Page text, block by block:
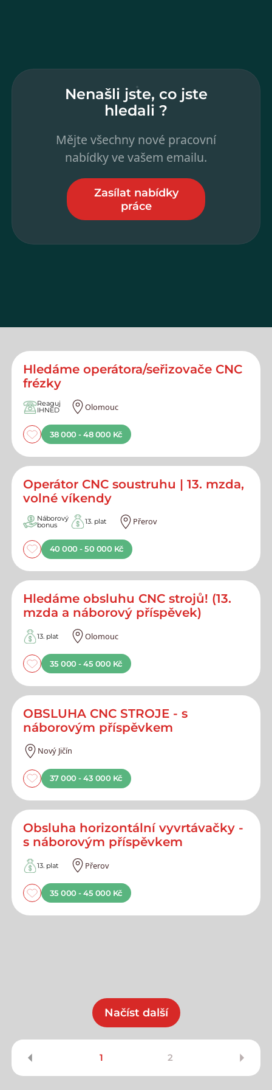
Nenašli jste, co jste
hledali ?
Mějte všechny nové pracovní
nabídky ve vašem emailu.
Zasílat nabídky
práce
Hledáme operátora/seřizovače CNC
frézky
Reaguj
IHNED Olomouc
38 000 - 48 000 Kč
Operátor CNC soustruhu | 13. mzda,
volné víkendy
Náborový
bonus 13. plat Přerov
40 000 - 50 000 Kč
Hledáme obsluhu CNC strojů! (13.
mzda a náborový příspěvek)
13. plat Olomouc
35 000 - 45 000 Kč
OBSLUHA CNC STROJE - s
náborovým příspěvkem
Nový Jičín
37 000 - 43 000 Kč
Obsluha horizontální vyvrtávačky -
s náborovým příspěvkem
13. plat Přerov
35 000 - 45 000 Kč
Načíst další
1 2